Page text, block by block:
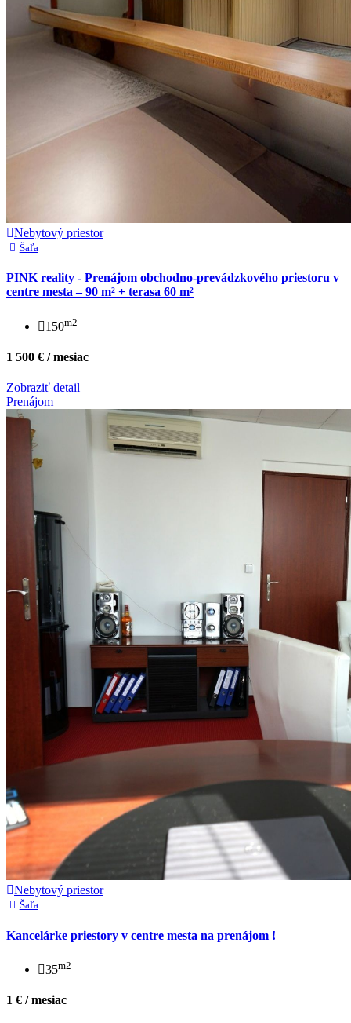
Nebytový priestor
Šaľa
PINK reality - Prenájom obchodno-prevádzkového priestoru v
centre mesta – 90 m² + terasa 60 m²
150m2
1 500 € / mesiac
Zobraziť detail
Prenájom
Nebytový priestor
Šaľa
Kancelárke priestory v centre mesta na prenájom !
35m2
1 € / mesiac